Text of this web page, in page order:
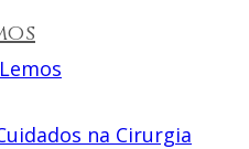
na Cirurgia